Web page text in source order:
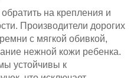
на крепления и
Производители дорогих
с мягкой обивкой,
нежной кожи ребенка.
устойчивы к